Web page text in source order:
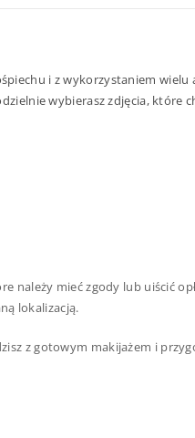
i z wykorzystaniem wielu
wybierasz zdjęcia, które
należy mieć zgody lub uiścić
lokalizacją.
z gotowym makijażem i